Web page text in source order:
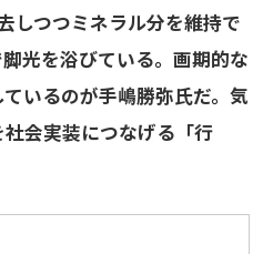
しつつミネラル分を維持で
光を浴びている。画期的な
いるのが手嶋勝弥氏だ。気
会実装につなげる「行